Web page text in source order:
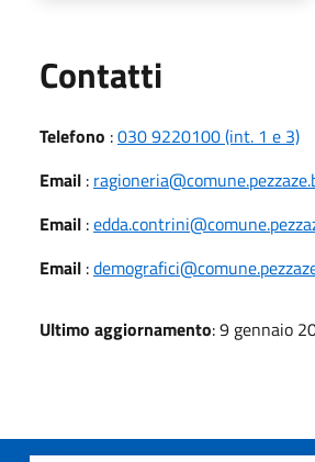
Contatti
Telefono :030 9220100 (int. 1 e 3)
Email :
Email :
Email :
Ultimo aggiornamento: 9 gennaio